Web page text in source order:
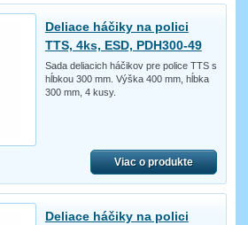
Deliace háčiky na polici
TTS, 4ks, ESD, PDH300-49
Sada deliacich háčikov pre police TTS s
hĺbkou 300 mm. Výška 400 mm, hĺbka
300 mm, 4 kusy.
Viac o produkte
Deliace háčiky na polici